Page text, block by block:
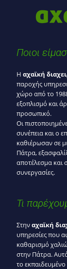
Ποιοι
Η αχαϊκή
παροχής
χώρο από το
εξοπλισμό και
προσωπικό.
Οι
συνέπεια και ο
καθιέρωσαν σε
Πάτρα,
αποτέλεσμα και
συνεργασίες.
Τι
Στηναχαϊκή
υπηρεσίες που
καθαρισμό
στην Πάτρα.
το